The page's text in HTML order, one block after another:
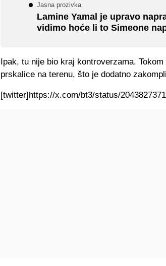
Jasna prozivka
Lamine Yamal je upravo
vidimo hoće li to Simeone
Ipak, tu nije bio kraj kontroverzama.
prskalice na terenu, što je dodatno
[twitter]https://x.com/bt3/status/